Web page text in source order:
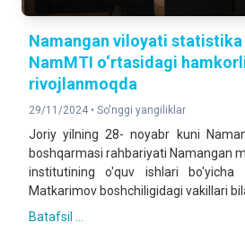
Namangan viloyati statistika
NamMTI o‘rtasidagi
rivojlanmoqda
29/11/2024 • So'nggi yangiliklar
Joriy yilning 28- noyabr kuni
boshqarmasi rahbariyati Namangan
institutining o'quv ishlari bo'yicha
Matkarimov boshchiligidagi vakillari
Batafsil ...